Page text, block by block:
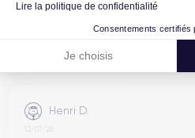
Lire la politique de confidentialité
Consentements certifiés
Je choisis
Merci beaucoup à l’équipe, iPhone
neuf comme la batterie. Je suis
Henri D.
12/07/26